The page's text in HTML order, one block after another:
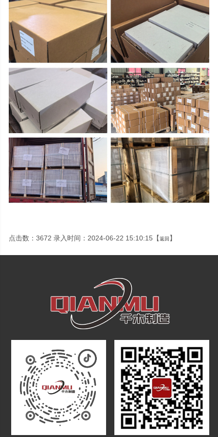
点击数：3672 录入时间：2024-06-22 15:10:15【返回 】